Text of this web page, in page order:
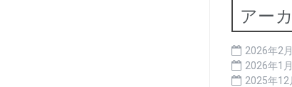
アー
2026年2月
2026年1月
2025年12